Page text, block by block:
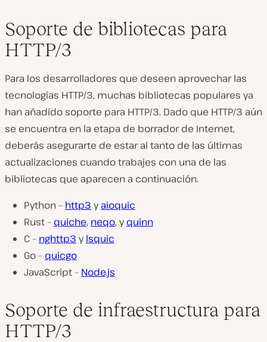
Soporte de bibliotecas para
HTTP/3
Para los desarrolladores que deseen aprovechar las
tecnologías HTTP/3, muchas bibliotecas populares ya
han añadido soporte para HTTP/3. Dado que HTTP/3 aún
se encuentra en la etapa de borrador de Internet,
deberás asegurarte de estar al tanto de las últimas
actualizaciones cuando trabajes con una de las
bibliotecas que aparecen a continuación.
Python – http3 yaioquic
Rust – quiche, neqo, yquinn
C – nghttp3 ylsquic
Go – quicgo
JavaScript – Node.js
Soporte de infraestructura para
HTTP/3